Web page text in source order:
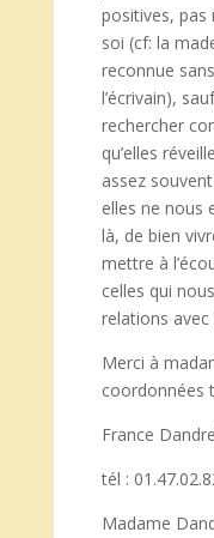
positives, pas
soi (cf: la
reconnue
l’écrivain),
rechercher
qu’elles
assez
elles ne nous
là, de bien
mettre à
celles qui
relations avec
Merci à
coordonnées
France
tél :
Madame